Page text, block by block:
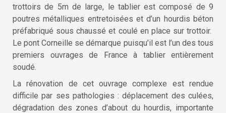
trottoirs de 5m de large, le tablier est composé de 9
poutres métalliques entretoisées et d’un hourdis béton
préfabriqué sous chaussé et coulé en place sur trottoir.
Le pont Corneille se démarque puisqu’il est l’un des tous
premiers ouvrages de France à tablier entièrement
soudé.
La rénovation de cet ouvrage complexe est rendue
difficile par ses pathologies : déplacement des culées,
dégradation des zones d’about du hourdis, importante